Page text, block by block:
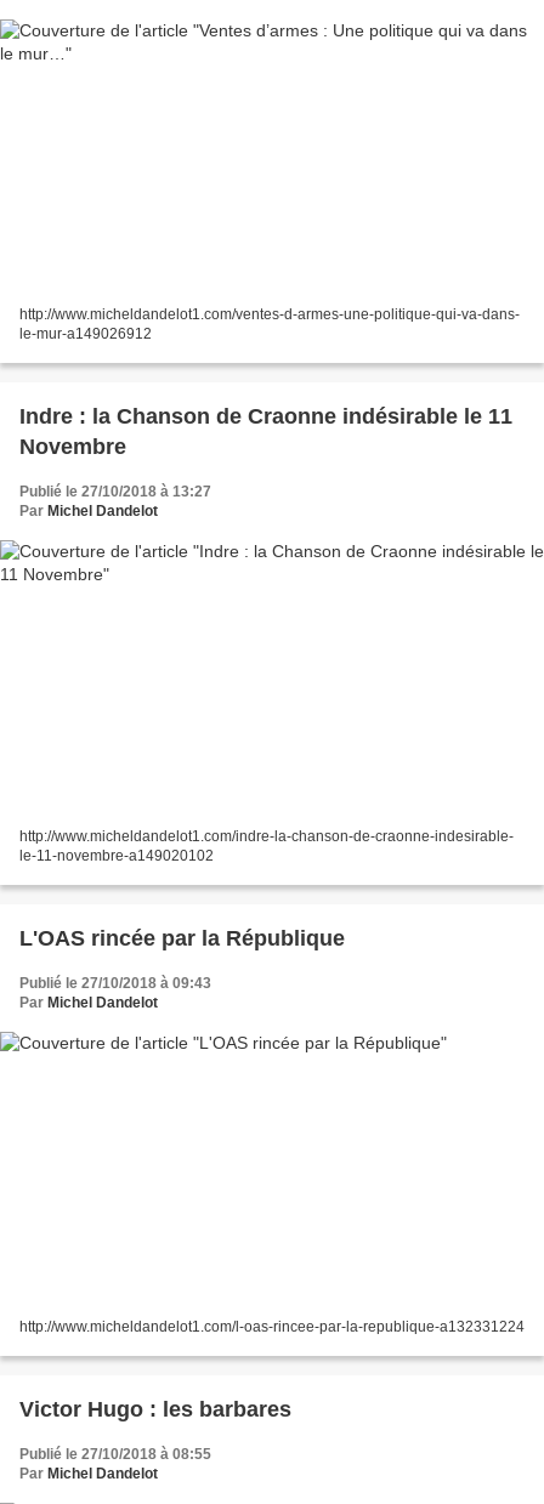
http://www.micheldandelot1.com/ventes-d-armes-une-politique-qui-va-dans-
le-mur-a149026912
Indre : la Chanson de Craonne indésirable le 11
Novembre
Publié le 27/10/2018 à 13:27
Par Michel Dandelot
http://www.micheldandelot1.com/indre-la-chanson-de-craonne-indesirable-
le-11-novembre-a149020102
L'OAS rincée par la République
Publié le 27/10/2018 à 09:43
Par Michel Dandelot
http://www.micheldandelot1.com/l-oas-rincee-par-la-republique-a132331224
Victor Hugo : les barbares
Publié le 27/10/2018 à 08:55
Par Michel Dandelot